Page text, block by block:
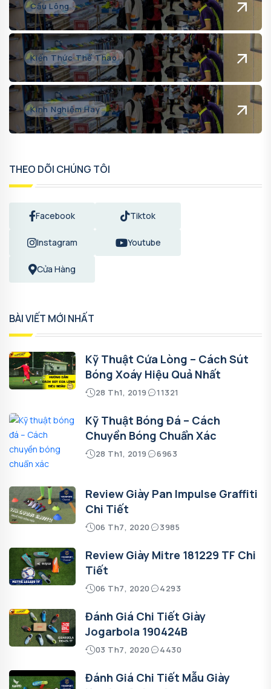
Cầu Lông
Kiến Thức Thể Thao
Kinh Nghiệm Hay
THEO DÕI CHÚNG TÔI
Facebook Tiktok
Instagram Youtube
Cửa Hàng
BÀI VIẾT MỚI NHẤT
Kỹ Thuật Cứa Lòng – Cách Sút
Bóng Xoáy Hiệu Quả Nhất
28 Th1, 2019 11321
Kỹ Thuật Bóng Đá – Cách
Chuyền Bóng Chuẩn Xác
28 Th1, 2019 6963
Review Giày Pan Impulse Graffiti
Chi Tiết
06 Th7, 2020 3985
Review Giày Mitre 181229 TF Chi
Tiết
06 Th7, 2020 4293
Đánh Giá Chi Tiết Giày
Jogarbola 190424B
03 Th7, 2020 4430
Đánh Giá Chi Tiết Mẫu Giày